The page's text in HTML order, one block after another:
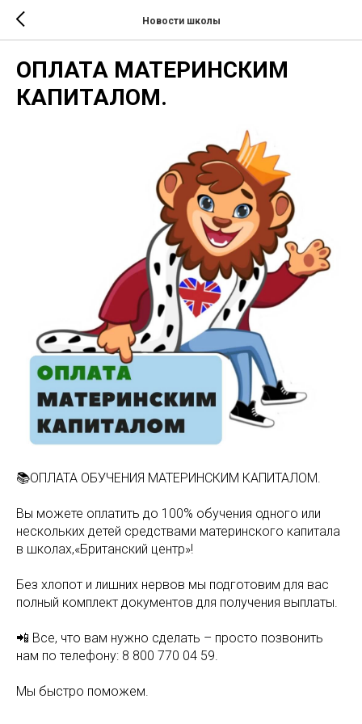
Новости школы
ОПЛАТА МАТЕРИНСКИМ
КАПИТАЛОМ.
📚ОПЛАТА ОБУЧЕНИЯ МАТЕРИНСКИМ КАПИТАЛОМ.
Вы можете оплатить до 100% обучения одного или
нескольких детей средствами материнского капитала
в школах,«Британский центр»!
Без хлопот и лишних нервов мы подготовим для вас
полный комплект документов для получения выплаты.
📲 Все, что вам нужно сделать – просто позвонить
нам по телефону: 8 800 770 04 59.
Мы быстро поможем.